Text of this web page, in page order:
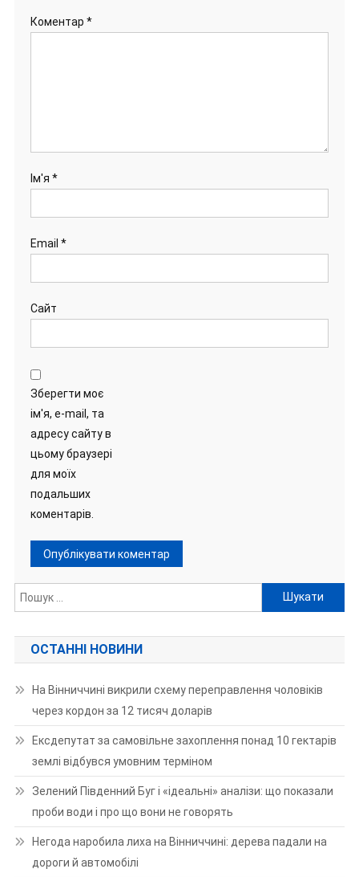
Коментар *
Ім'я *
Email *
Сайт
Зберегти моє
ім'я, e-mail, та
адресу сайту в
цьому браузері
для моїх
подальших
коментарів.
Пошук:
ОСТАННІ НОВИНИ
На Вінниччині викрили схему переправлення чоловіків
через кордон за 12 тисяч доларів
Ексдепутат за самовільне захоплення понад 10 гектарів
землі відбувся умовним терміном
Зелений Південний Буг і «ідеальні» аналізи: що показали
проби води і про що вони не говорять
Негода наробила лиха на Вінниччині: дерева падали на
дороги й автомобілі